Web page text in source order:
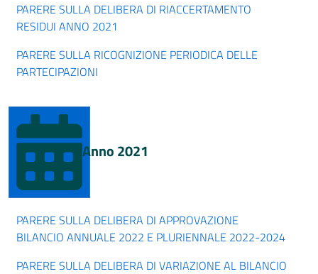
PARERE SULLA DELIBERA DI RIACCERTAMENTO
RESIDUI ANNO 2021
PARERE SULLA RICOGNIZIONE PERIODICA DELLE
PARTECIPAZIONI
Anno 2021
PARERE SULLA DELIBERA DI APPROVAZIONE
BILANCIO ANNUALE 2022 E PLURIENNALE 2022-2024
PARERE SULLA DELIBERA DI VARIAZIONE AL BILANCIO